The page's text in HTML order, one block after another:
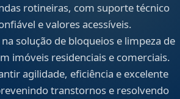
rotineiras, com suporte técnico
e valores acessíveis.
solução de bloqueios e limpeza de
imóveis residenciais e comerciais.
agilidade, eficiência e excelente
transtornos e resolvendo